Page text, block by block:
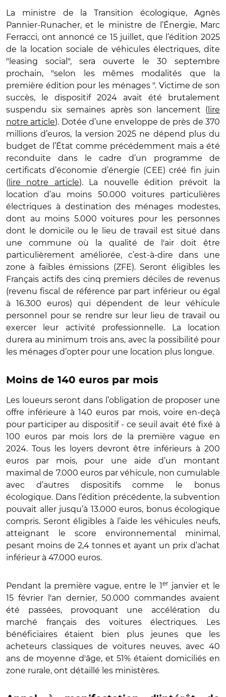
La ministre de la Transition écologique, Agnès
Pannier-Runacher, et le ministre de l’Énergie, Marc
Ferracci, ont annoncé ce 15 juillet, que l’édition 2025
de la location sociale de véhicules électriques, dite
"leasing social", sera ouverte le 30 septembre
prochain, "selon les mêmes modalités que la
première édition pour les ménages ". Victime de son
succès, le dispositif 2024 avait été brutalement
suspendu six semaines après son lancement ( lire
notre article). Dotée d’une enveloppe de près de 370
millions d’euros, la version 2025 ne dépend plus du
budget de l’État comme précédemment mais a été
reconduite dans le cadre d’un programme de
certificats d’économie d’énergie (CEE) créé fin juin
( lire notre article). La nouvelle édition prévoit la
location d’au moins 50.000 voitures particulières
électriques à destination des ménages modestes,
dont au moins 5.000 voitures pour les personnes
dont le domicile ou le lieu de travail est situé dans
une commune où la qualité de l'air doit être
particulièrement améliorée, c’est-à-dire dans une
zone à faibles émissions (ZFE). Seront éligibles les
Français actifs des cinq premiers déciles de revenus
(revenu fiscal de référence par part inférieur ou égal
à 16.300 euros) qui dépendent de leur véhicule
personnel pour se rendre sur leur lieu de travail ou
exercer leur activité professionnelle. La location
durera au minimum trois ans, avec la possibilité pour
les ménages d’opter pour une location plus longue.
Moins de 140 euros par mois
Les loueurs seront dans l’obligation de proposer une
offre inférieure à 140 euros par mois, voire en-deçà
pour participer au dispositif - ce seuil avait été fixé à
100 euros par mois lors de la première vague en
2024. Tous les loyers devront être inférieurs à 200
euros par mois, pour une aide d’un montant
maximal de 7.000 euros par véhicule, non cumulable
avec d’autres dispositifs comme le bonus
écologique. Dans l’édition précédente, la subvention
pouvait aller jusqu’à 13.000 euros, bonus écologique
compris. Seront éligibles à l’aide les véhicules neufs,
atteignant le score environnemental minimal,
pesant moins de 2,4 tonnes et ayant un prix d’achat
inférieur à 47.000 euros.
Pendant la première vague, entre le 1er janvier et le
15 février l'an dernier, 50.000 commandes avaient
été passées, provoquant une accélération du
marché français des voitures électriques. Les
bénéficiaires étaient bien plus jeunes que les
acheteurs classiques de voitures neuves, avec 40
ans de moyenne d'âge, et 51% étaient domiciliés en
zone rurale, ont détaillé les ministères.